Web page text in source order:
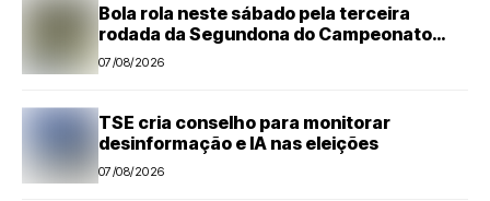
Bola rola neste sábado pela terceira
rodada da Segundona do Campeonato
Amador de Futebol
07/08/2026
TSE cria conselho para monitorar
desinformação e IA nas eleições
07/08/2026